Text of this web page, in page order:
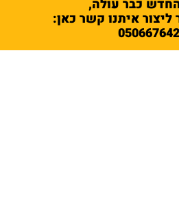
כבר עולה,
איתנו קשר כאן: